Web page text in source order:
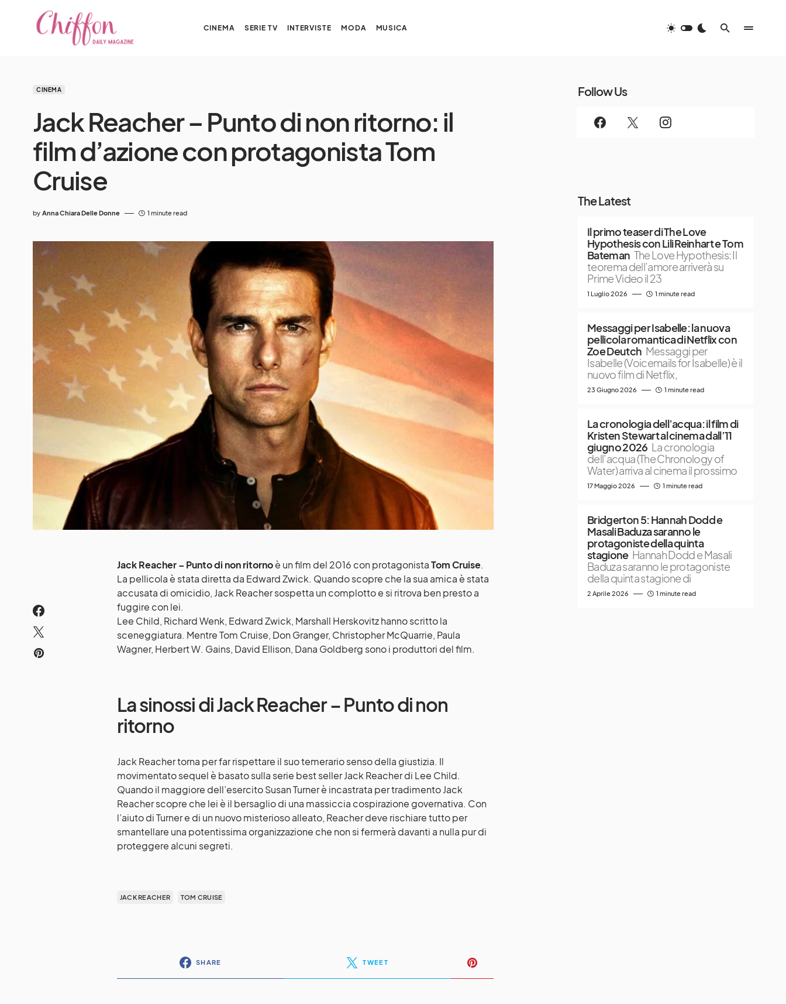
CINEMA SERIE TV INTERVISTE MODA MUSICA
CINEMA
Jack Reacher – Punto di non ritorno: il
film d’azione con protagonista Tom
Cruise
by Anna Chiara Delle Donne 1 minute read
Jack Reacher – Punto di non ritornoè un film del 2016 con protagonistaTom Cruise.
La pellicola è stata diretta da Edward Zwick. Quando scopre che la sua amica è stata
accusata di omicidio, Jack Reacher sospetta un complotto e si ritrova ben presto a
fuggire con lei.
Lee Child, Richard Wenk, Edward Zwick, Marshall Herskovitz hanno scritto la
sceneggiatura. Mentre Tom Cruise, Don Granger, Christopher McQuarrie, Paula
Wagner, Herbert W. Gains, David Ellison, Dana Goldberg sono i produttori del film.
La sinossi di Jack Reacher – Punto di non
ritorno
Jack Reacher torna per far rispettare il suo temerario senso della giustizia. Il
movimentato sequel è basato sulla serie best seller Jack Reacher di Lee Child.
Quando il maggiore dell’esercito Susan Turner è incastrata per tradimento Jack
Reacher scopre che lei è il bersaglio di una massiccia cospirazione governativa. Con
l’aiuto di Turner e di un nuovo misterioso alleato, Reacher deve rischiare tutto per
smantellare una potentissima organizzazione che non si fermerà davanti a nulla pur di
proteggere alcuni segreti.
JACK REACHER TOM CRUISE
SHARE TWEET
Follow Us
The Latest
Il primo teaser di The Love
Hypothesis con Lili Reinhart e Tom
Bateman The Love Hypothesis: Il
teorema dell’amore arriverà su
Prime Video il 23
1 Luglio 2026 1 minute read
Messaggi per Isabelle: la nuova
pellicola romantica di Netflix con
Zoe Deutch Messaggi per
Isabelle (Voicemails for Isabelle) è il
nuovo film di Netflix,
23 Giugno 2026 1 minute read
La cronologia dell’acqua: il film di
Kristen Stewart al cinema dall’11
giugno 2026 La cronologia
dell’acqua (The Chronology of
Water) arriva al cinema il prossimo
17 Maggio 2026 1 minute read
Bridgerton 5: Hannah Dodd e
Masali Baduza saranno le
protagoniste della quinta
stagione Hannah Dodd e Masali
Baduza saranno le protagoniste
della quinta stagione di
2 Aprile 2026 1 minute read